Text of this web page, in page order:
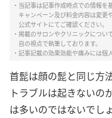
・当記事は記事作成時点での情報を
キャンペーン及び料金内容は変更
公式サイトにてご確認ください。
・掲載のサロンやクリニックにつ
自の視点で執筆しております。
・記事記載の効果効能や痛みには個
首髭は顔の髭と同じ方
トラブルは起きないの
は多いのではないでし